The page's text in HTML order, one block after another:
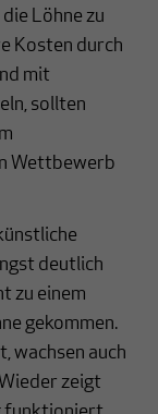
Löhne zu
Kosten durch
mit
sollten
Wettbewerb
deutlich
zu einem
gekommen.
wachsen auch
zeigt